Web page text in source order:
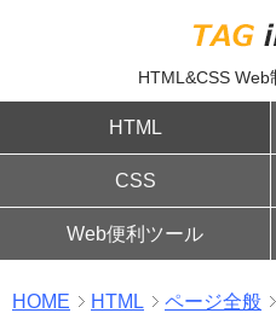
HTML&CSS Web
HTML
CSS
Web便利ツール
HOME HTML ページ全般